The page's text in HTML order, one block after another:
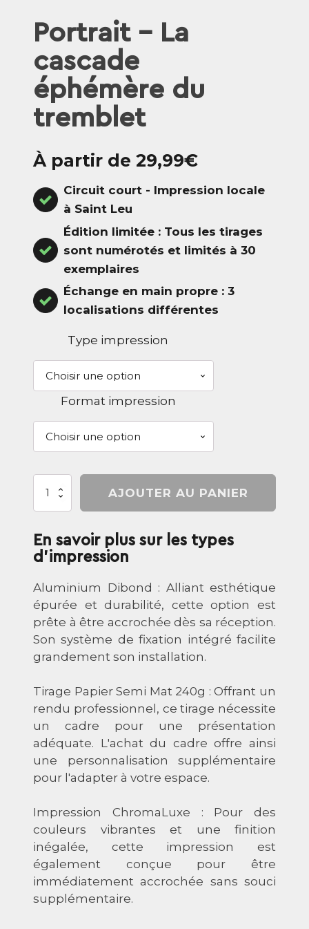
Portrait - La
cascade
éphémère du
tremblet
À partir de 29,99€
Circuit court - Impression locale
à Saint Leu
Édition limitée : Tous les tirages
sont numérotés et limités à 30
exemplaires
Échange en main propre : 3
localisations différentes
Type impression
Format impression
quantité
Portrait
La
cascade
éphémère
tremblet
AJOUTER AU PANIER
En savoir plus sur les types
d'impression
Aluminium Dibond : Alliant esthétique
épurée et durabilité, cette option est
prête à être accrochée dès sa réception.
Son système de fixation intégré facilite
grandement son installation.
Tirage Papier Semi Mat 240g : Offrant un
rendu professionnel, ce tirage nécessite
un cadre pour une présentation
adéquate. L'achat du cadre offre ainsi
une personnalisation supplémentaire
pour l'adapter à votre espace.
Impression ChromaLuxe : Pour des
couleurs vibrantes et une finition
inégalée, cette impression est
également conçue pour être
immédiatement accrochée sans souci
supplémentaire.